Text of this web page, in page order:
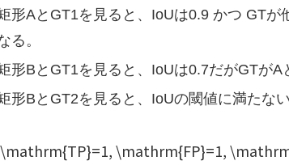
形AとGT1を見ると、IoUは0.9 かつ GT
る。
形BとGT1を見ると、IoUは0.7だがGTがA
形BとGT2を見ると、IoUの閾値に満たな
\mathrm{FP}=1,